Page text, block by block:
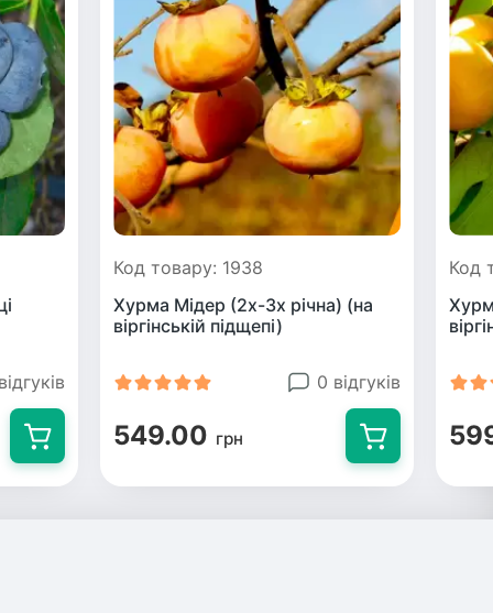
Код товару: 1938
Хурма Мідер (2х-3х річна) (на
віргінській підщепі)
0 відгуків
549.00 грн
Код